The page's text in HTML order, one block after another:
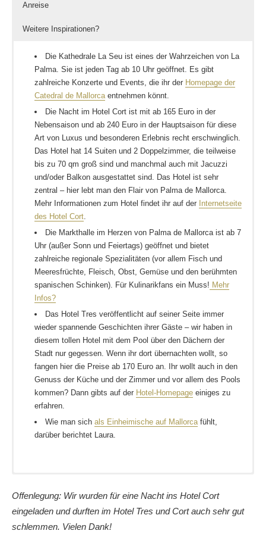
Anreise
Weitere Inspirationen?
Die Kathedrale La Seu ist eines der Wahrzeichen von La
Palma. Sie ist jeden Tag ab 10 Uhr geöffnet. Es gibt
zahlreiche Konzerte und Events, die ihr der Homepage der
Catedral de Mallorcaentnehmen könnt.
Die Nacht im Hotel Cort ist mit ab 165 Euro in der
Nebensaison und ab 240 Euro in der Hauptsaison für diese
Art von Luxus und besonderen Erlebnis recht erschwinglich.
Das Hotel hat 14 Suiten und 2 Doppelzimmer, die teilweise
bis zu 70 qm groß sind und manchmal auch mit Jacuzzi
und/oder Balkon ausgestattet sind. Das Hotel ist sehr
zentral – hier lebt man den Flair von Palma de Mallorca.
Mehr Informationen zum Hotel findet ihr auf der Internetseite
des Hotel Cort.
Die Markthalle im Herzen von Palma de Mallorca ist ab 7
Uhr (außer Sonn und Feiertags) geöffnet und bietet
zahlreiche regionale Spezialitäten (vor allem Fisch und
Meeresfrüchte, Fleisch, Obst, Gemüse und den berühmten
spanischen Schinken). Für Kulinarikfans ein Muss! Mehr
Infos?
Das Hotel Tres veröffentlicht auf seiner Seite immer
wieder spannende Geschichten ihrer Gäste – wir haben in
diesem tollen Hotel mit dem Pool über den Dächern der
Stadt nur gegessen. Wenn ihr dort übernachten wollt, so
fangen hier die Preise ab 170 Euro an. Ihr wollt auch in den
Genuss der Küche und der Zimmer und vor allem des Pools
kommen? Dann gibts auf der Hotel-Homepage einiges zu
erfahren.
Wie man sich als Einheimische auf Mallorcafühlt,
darüber berichtet Laura.
Hauptsaison ist amFlughafenziemlich viel los – Palma de
Euro in die Stadt – von 6 Uhr bis 1 Uhr nachts. Theoretisch
kann man auch mit der Fähre nach Mallorca fahren – hier haben
Daniel hat sich in dieHauptstadt der Inselauch ziemlich
verliebt.
Mit dem Rad über die Insel
Offenlegung: Wir wurden für eine Nacht ins Hotel Cort
eingeladen und durften im Hotel Tres und Cort auch sehr gut
schlemmen. Vielen Dank!